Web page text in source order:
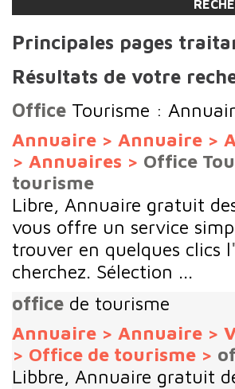
Principales pages
Résultats de votre
Office Tourisme :
Annuaire > Annuaire >
> Annuaires > Office
tourisme
Libre, Annuaire gratuit
vous offre un service
trouver en quelques clics l
cherchez. Sélection ...
office de tourisme
Annuaire > Annuaire >
> Office de tourisme >
Libbre, Annuaire gratuit